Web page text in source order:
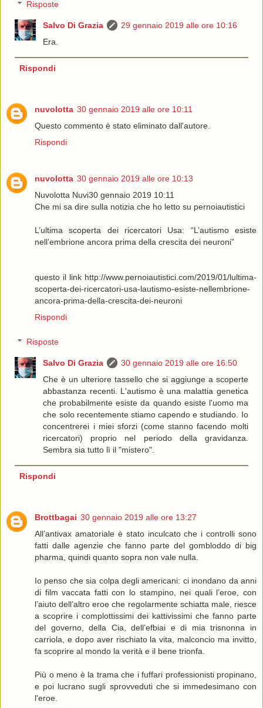
Risposte
Salvo Di Grazia
29 gennaio 2019 alle ore 10:16
Era.
Rispondi
nuvolotta 30 gennaio 2019 alle ore 10:11
Questo commento è stato eliminato dall'autore.
Rispondi
nuvolotta 30 gennaio 2019 alle ore 10:13
Nuvolotta Nuvi30 gennaio 2019 10:11
Che mi sa dire sulla notizia che ho letto su pernoiautistici
L’ultima scoperta dei ricercatori Usa: “L’autismo esiste
nell’embrione ancora prima della crescita dei neuroni”
questo il link http://www.pernoiautistici.com/2019/01/lultima-
scoperta-dei-ricercatori-usa-lautismo-esiste-nellembrione-
ancora-prima-della-crescita-dei-neuroni
Rispondi
Risposte
Salvo Di Grazia
30 gennaio 2019 alle ore 16:50
Che è un ulteriore tassello che si aggiunge a scoperte
abbastanza recenti. L'autismo è una malattia genetica
che probabilmente esiste da quando esiste l'uomo ma
che solo recentemente stiamo capendo e studiando. Io
concentrerei i miei sforzi (come stanno facendo molti
ricercatori) proprio nel periodo della gravidanza.
Sembra sia tutto lì il "mistero".
Rispondi
Brottbagai 30 gennaio 2019 alle ore 13:27
All’antivax amatoriale è stato inculcato che i controlli sono
fatti dalle agenzie che fanno parte del gombloddo di big
pharma, quindi quanto sopra non vale nulla.
Io penso che sia colpa degli americani: ci inondano da anni
di film vaccata fatti con lo stampino, nei quali l’eroe, con
l’aiuto dell’altro eroe che regolarmente schiatta male, riesce
a scoprire i complottissimi dei kattivissimi che fanno parte
del governo, della Cia, dell’efbiai e di mia trisnonna in
carriola, e dopo aver rischiato la vita, malconcio ma invitto,
fa scoprire al mondo la verità e il bene trionfa.
Più o meno è la trama che i fuffari professionisti propinano,
e poi lucrano sugli sprovveduti che si immedesimano con
l'eroe.